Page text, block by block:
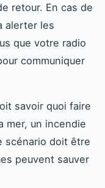
retour. En cas de
alerter les
que votre radio
communiquer
savoir quoi faire
mer, un incendie
scénario doit être
peuvent sauver